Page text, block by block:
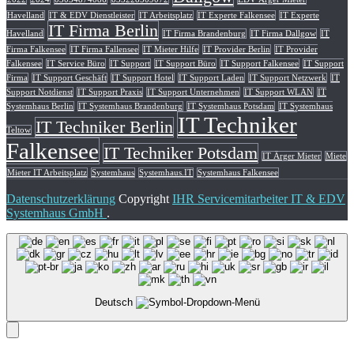
Havelland
IT & EDV Dienstleister IT Arbeitsplatz IT Experte Falkensee IT Experte
Havelland IT Firma Berlin IT Firma Brandenburg IT Firma Dallgow IT
Firma Falkensee IT Firma Fallensee IT Mieter Hilfe IT Provider Berlin
IT Provider
Falkensee IT Service Büro IT Support IT Support Büro IT Support Falkensee IT Support
Firma
IT Support Geschäft IT Support Hotel IT Support Laden IT Support Netzwerk
IT
Support Notdienst IT Support Praxis IT Support Unternehmen IT Support WLAN IT
Systemhaus Berlin
IT Systemhaus Brandenburg IT Systemhaus Potsdam IT Systemhaus
Teltow IT Techniker Berlin IT Techniker
Falkensee IT Techniker Potsdam IT Ärger Mieter Miete
Mieter IT Arbeitsplatz Systemhaus Systemhaus.IT Systemhaus Falkensee
Datenschutzerklärung Copyright IHR Servicemitarbeiter IT & EDV
Systemhaus GmbH .
Deutsch